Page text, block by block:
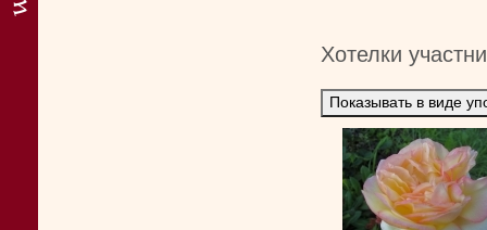
Хотелки
Показывать в виде